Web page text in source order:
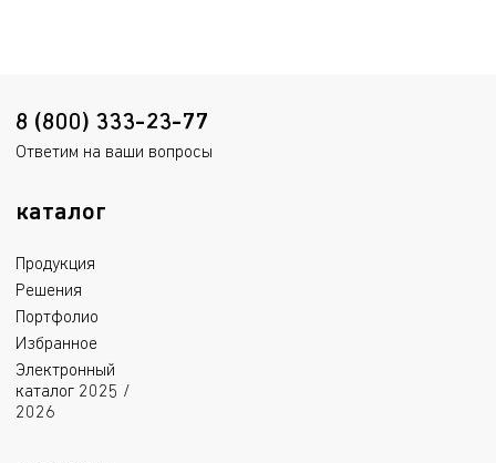
8 (800) 333-23-77
Ответим на ваши вопросы
каталог
Продукция
Решения
Портфолио
Избранное
Электронный
каталог 2025 /
2026